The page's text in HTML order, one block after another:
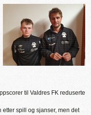
til Valdres FK reduserte
spill og sjanser, men det